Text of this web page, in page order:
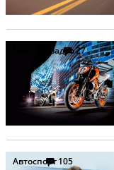
Мото и квадро27
Автоспорт105